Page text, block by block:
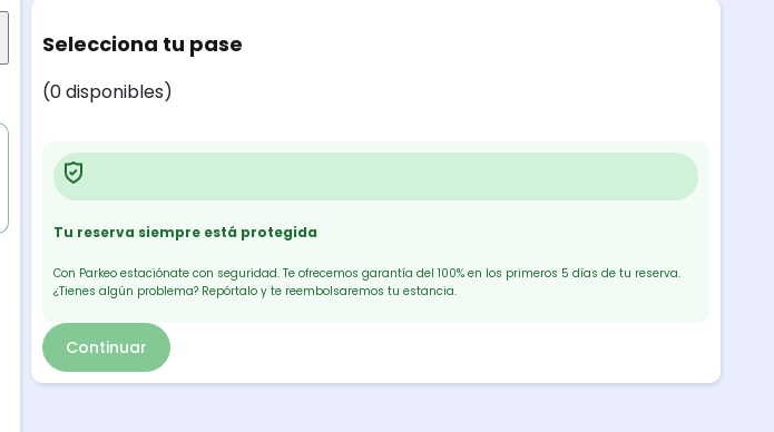
Selecciona tu pase
(0 disponibles)
Tu reserva siempre está protegida
Con Parkeo estaciónate con seguridad. Te ofrecemos garantía del 100% en los primeros 5 días de tu reserva.
¿Tienes algún problema? Repórtalo y te reembolsaremos tu estancia.
Continuar